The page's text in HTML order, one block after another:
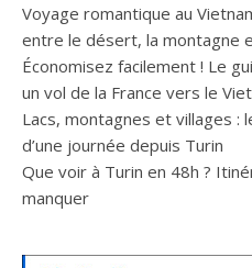
Voyage romantique au
entre le désert, la montagne
Économisez facilement ! Le
un vol de la France vers le
Lacs, montagnes et villages :
d’une journée depuis Turin
Que voir à Turin en 48h ?
manquer